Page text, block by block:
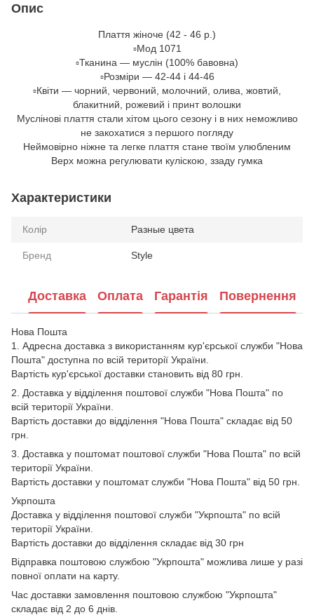
Опис
Плаття жіноче (42 - 46 р.)
▫️Мод 1071
▫️Тканина — муслін (100% бавовна)
▫️Розміри — 42-44 і 44-46
▫️Квіти — чорний, червоний, молочний, олива, жовтий,
блакитний, рожевий і принт волошки
Муслінові плаття стали хітом цього сезону і в них неможливо
не закохатися з першого погляду
Неймовірно ніжне та легке плаття стане твоїм улюбленим
Верх можна регулювати куліскою, ззаду гумка
Характеристики
Колір Разные цвета
Бренд Style
Доставка Оплата Гарантія Повернення
Нова Пошта
1. Адресна доставка з використанням кур'єрської служби "Нова
Пошта" доступна по всій території України.
Вартість кур'єрської доставки становить від 80 грн.
2. Доставка у відділення поштової служби "Нова Пошта" по
всій території України.
Вартість доставки до відділення "Нова Пошта" складає від 50
грн.
3. Доставка у поштомат поштової служби "Нова Пошта" по всій
території України.
Вартість доставки у поштомат служби "Нова Пошта" від 50 грн.
Укрпошта
Доставка у відділення поштової служби "Укрпошта" по всій
території України.
Вартість доставки до відділення складає від 30 грн
Відправка поштовою службою "Укрпошта" можлива лише у разі
повної оплати на карту.
Час доставки замовлення поштовою службою "Укрпошта"
складає від 2 до 6 днів.